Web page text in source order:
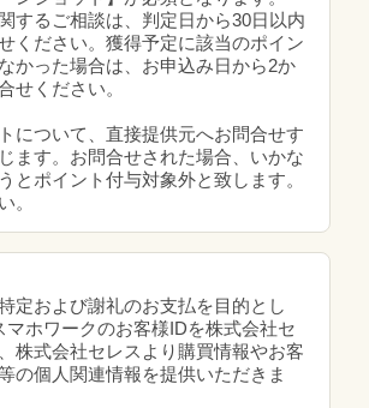
するご相談は、判定日から30日以内
ください。獲得予定に該当のポイン
かった場合は、お申込み日から2か
せください。
について、直接提供元へお問合せす
ます。お問合せされた場合、いかな
とポイント付与対象外と致します。
。
定および謝礼のお支払を目的とし
マホワークのお客様IDを株式会社セ
株式会社セレスより購買情報やお客
の個人関連情報を提供いただきま